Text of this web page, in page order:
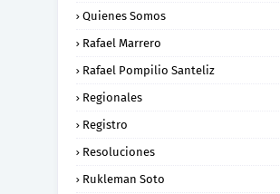
Quienes Somos
Rafael Marrero
Rafael Pompilio Santeliz
Regionales
Registro
Resoluciones
Rukleman Soto